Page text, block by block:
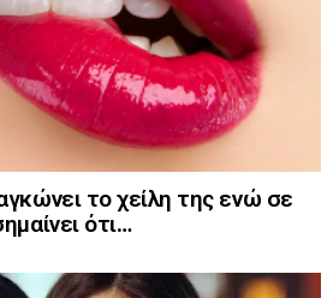
το χείλη της ενώ σε
ότι…